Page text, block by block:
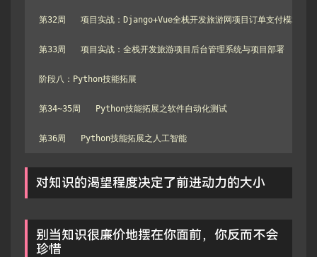
第32周   项目实战：Django+Vue全栈开发旅游网项目订单支付模块
第33周   项目实战：全栈开发旅游项目后台管理系统与项目部署
阶段八：Python技能拓展
第34~35周   Python技能拓展之软件自动化测试
第36周   Python技能拓展之人工智能
对知识的渴望程度决定了前进动力的大小
别当知识很廉价地摆在你面前，你反而不会
珍惜